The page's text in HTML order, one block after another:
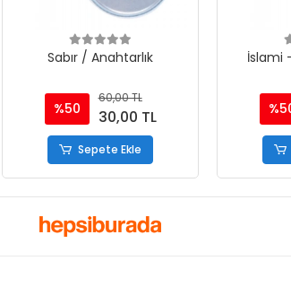
Sabır / Anahtarlık
%50
60,00 TL
30,00 TL
Sepete Ekle
İslami